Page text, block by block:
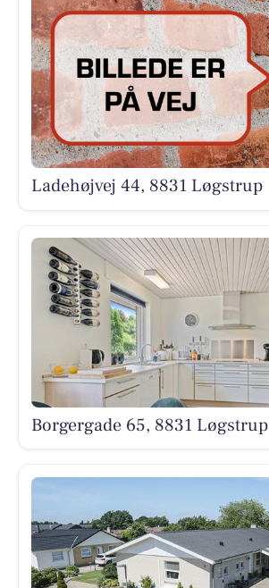
Ladehøjvej 44, 8831 Løgstrup
Borgergade 65, 8831 Løgstrup